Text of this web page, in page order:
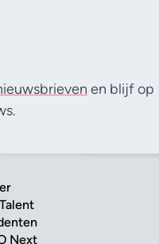
en blijf op
Next